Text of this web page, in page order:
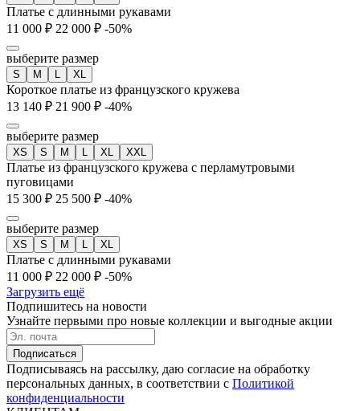
Платье с длинными рукавами
11 000 ₽ 22 000 ₽ -50%
выберите размер
S M L XL
Короткое платье из французского кружева
13 140 ₽ 21 900 ₽ -40%
выберите размер
XS S M L XL XXL
Платье из французского кружева с перламутровыми
пуговицами
15 300 ₽ 25 500 ₽ -40%
выберите размер
XS S M L XL
Платье с длинными рукавами
11 000 ₽ 22 000 ₽ -50%
Загрузить ещё
Подпишитесь на новости
Узнайте первыми про новые коллекции и выгодные акции
Подписаться
Подписываясь на рассылку, даю согласие на обработку
персональных данных, в соответствии с Политикой
конфиденциальности